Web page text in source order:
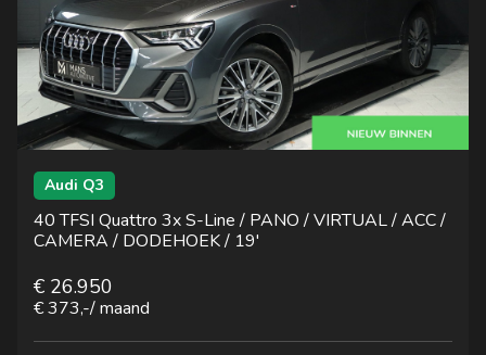
Audi Q3
40 TFSI Quattro 3x S-Line / PANO / VIRTUAL / ACC /
CAMERA / DODEHOEK / 19'
€ 26.950
€ 373,-/ maand